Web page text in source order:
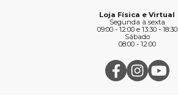
Loja Física e Virtual
Segunda à sexta
09:00 - 12:00 e 13:30 - 18:30
Sábado
08:00 - 12:00